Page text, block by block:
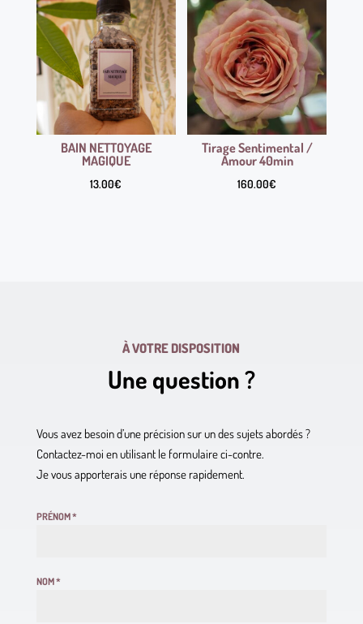
BAIN NETTOYAGE
MAGIQUE
13.00€
Tirage Sentimental /
Amour 40min
160.00€
À VOTRE DISPOSITION
Une question ?
Vous avez besoin d’une précision sur un des sujets abordés ?
Contactez-moi en utilisant le formulaire ci-contre.
Je vous apporterais une réponse rapidement.
PRÉNOM*
NOM*